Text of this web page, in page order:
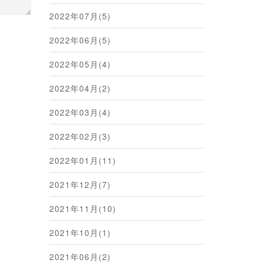
2022年07月(5)
2022年06月(5)
2022年05月(4)
2022年04月(2)
2022年03月(4)
2022年02月(3)
2022年01月(11)
2021年12月(7)
2021年11月(10)
2021年10月(1)
2021年06月(2)